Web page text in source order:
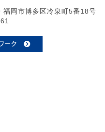
岡市博多区冷泉町5番18号